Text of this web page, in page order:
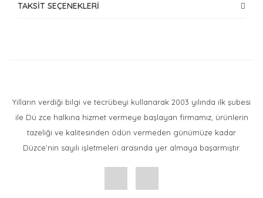
Bu ürüne ilk yorumu siz yapın!
TAKSİT SEÇENEKLERİ
Yılların verdiği bilgi ve tecrübeyi kullanarak 2003 yılında ilk şubesi
ile Dü zce halkına hizmet vermeye başlayan firmamız, ürünlerin
tazeliği ve kalitesinden ödün vermeden günümüze kadar
Düzce’nin sayılı işletmeleri arasında yer almaya başarmıştır.